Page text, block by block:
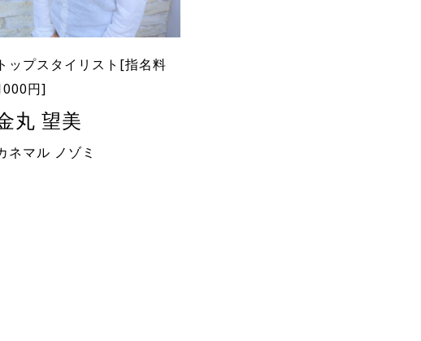
トップスタイリスト[指名料
円]
丸 望美
ネマル ノゾミ